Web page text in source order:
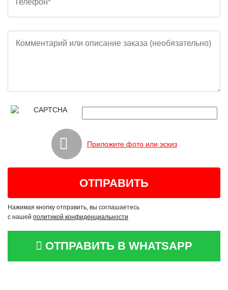
Приложите фото или эскиз
Нажимая кнопку отправить, вы соглашаетесь
с нашей политикой конфиденциальности
ОТПРАВИТЬ В WHATSAPP